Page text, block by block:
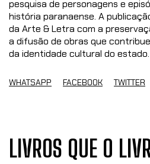
pesquisa de personagens e
história paranaense. A
da Arte & Letra com a
a difusão de obras que
da identidade cultural do estado.
WHATSAPP FACEBOOK TWITTER
LIVROS QUE O